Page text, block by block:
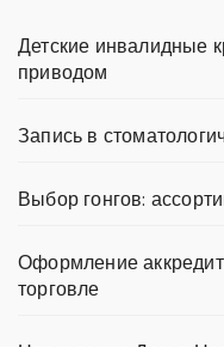
Детские инвалидные
приводом
Запись в
Выбор гонгов:
Оформление
торговле